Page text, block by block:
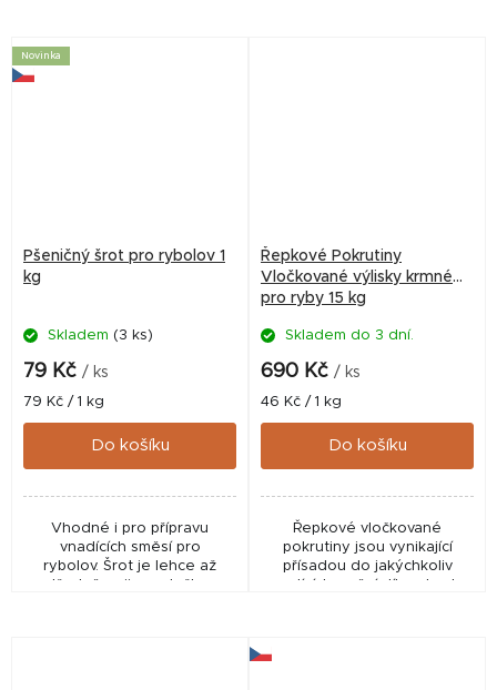
Novinka
Pšeničný šrot pro rybolov 1
kg
Skladem (3 ks)
79 Kč / ks
Měrná
cena:
79 Kč / 1 kg
Do košíku
Vhodné i pro přípravu
vnadících směsí pro
rybolov. Šrot je lehce až
Řepkové Pokrutiny
Vločkované výlisky krmné
pro ryby 15 kg
Skladem do 3 dní.
690 Kč / ks
Měrná
cena:
46 Kč / 1 kg
Do košíku
Řepkové vločkované
pokrutiny jsou vynikající
přísadou do jakýchkoliv